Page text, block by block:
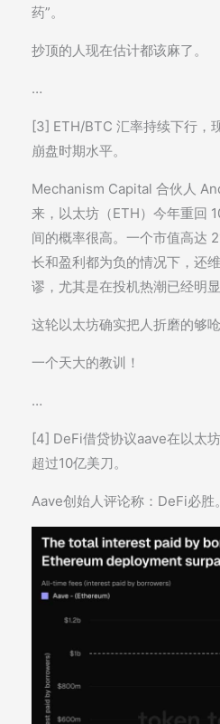
药”。
抄顶的人现在估计都该麻了。
…
[3] ETH/BTC 汇率持续下行，
崩盘时期水平。
Mechanism Capital 合伙人
来，以太坊（ETH）今年重回
间的概率很高。一个市值高达
长和盈利都为负的情况下，还
谬，尤其是在投机热潮已经明显
这轮以太坊确实把人折磨的够呛
一个天大的教训！
…
[4] DeFi借贷协议aave在以太
超过10亿美刀。
Aave创始人评论称：DeFi必胜。